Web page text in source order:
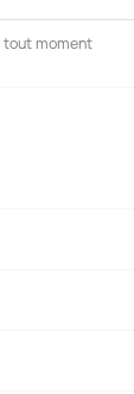
tout moment